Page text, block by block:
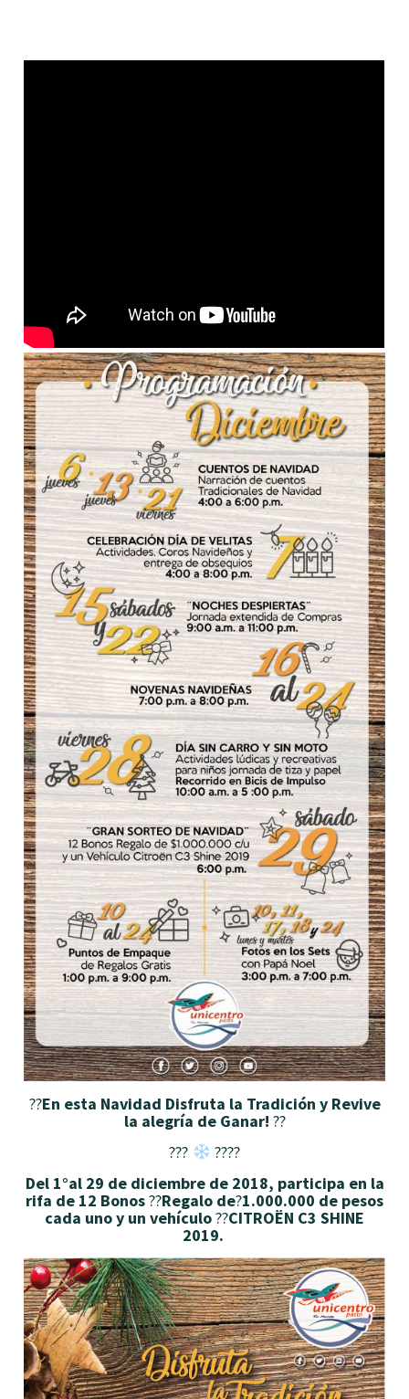
??En esta Navidad Disfruta la Tradición y Revive
la alegría de Ganar! ??
???
???️?
Del 1°al 29 de diciembre de 2018, participa en la
rifa de 12 Bonos??Regalo de?1.000.000 de pesos
cada unoy un vehículo??CITROËN C3 SHINE
2019.